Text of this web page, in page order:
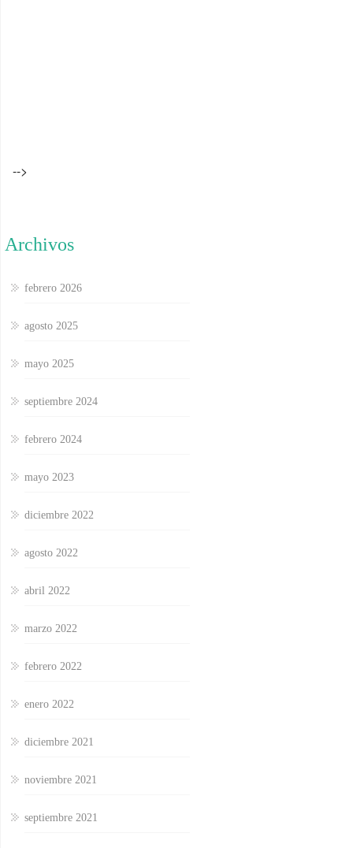
-->
Archivos
febrero 2026
agosto 2025
mayo 2025
septiembre 2024
febrero 2024
mayo 2023
diciembre 2022
agosto 2022
abril 2022
marzo 2022
febrero 2022
enero 2022
diciembre 2021
noviembre 2021
septiembre 2021